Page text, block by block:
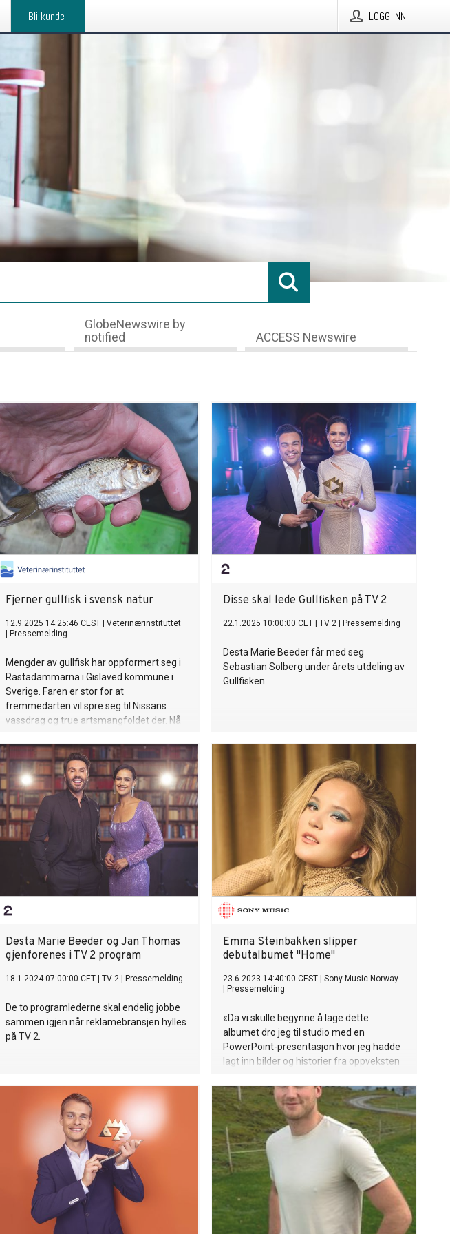
Bli kunde LOGG INN
GlobeNewswire by
notified
ACCESS Newswire
Fjerner gullfisk i svensk natur
12.9.2025 14:25:46 CEST
Veterinærinstituttet
Pressemelding
Mengder av gullfisk har oppformert seg i
Rastadammarna i Gislaved kommune i
Sverige. Faren er stor for at
fremmedarten vil spre seg til Nissans
vassdrag og true artsmangfoldet der. Nå
myndigheter med å fjerne fisken.
Disse skal lede Gullfisken på TV 2
22.1.2025 10:00:00 CET TV 2 Pressemelding
Desta Marie Beeder får med seg
Sebastian Solberg under årets utdeling av
Gullfisken.
Desta Marie Beeder og Jan Thomas
gjenforenes i TV 2 program
18.1.2024 07:00:00 CET TV 2 Pressemelding
De to programlederne skal endelig jobbe
sammen igjen når reklamebransjen hylles
på TV 2.
Emma Steinbakken slipper
debutalbumet "Home"
23.6.2023 14:40:00 CEST
Sony Music Norway
Pressemelding
«Da vi skulle begynne å lage dette
albumet dro jeg til studio med en
PowerPoint-presentasjon hvor jeg hadde
lagt inn bilder og historier fra oppveksten
viktige for meg. Jeg ga dem alle
historiene og fortalte alt jeg ville skrive
om» På den måten fikk Emma
Steinbakken produsentene og
låtskriverne som har vært med å lage
dette albumet til å jobbe fra hennes
perspektiv. Debutalbumet «Home»
handler om relasjoner og hvordan man
kan føle seg aller mest hjemme der de
næreste er. Det er personlige, ekte og